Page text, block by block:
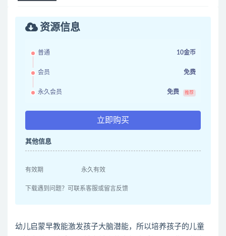
资源信息
普通 10金币
会员 免费
永久会员 免费 推荐
立即购买
其他信息
有效期 永久有效
下载遇到问题？可联系客服或留言反馈
幼儿启蒙早教能激发孩子大脑潜能，所以培养孩子的儿童